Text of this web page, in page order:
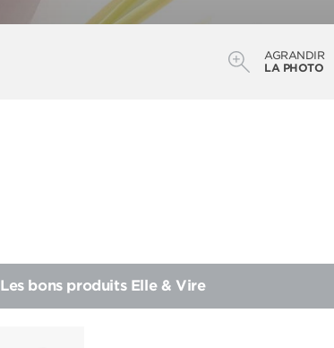
AGRANDIR
LA PHOTO
Les bons produits Elle & Vire